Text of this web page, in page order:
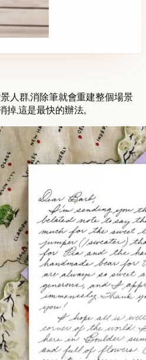
人群,消除筆就會重建整個場景
,這是最快的辦法。